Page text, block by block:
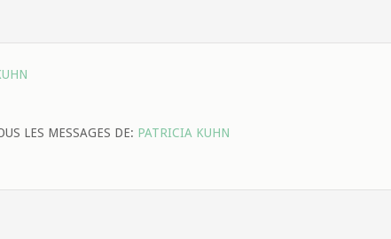
LES MESSAGES DE: PATRICIA KUHN